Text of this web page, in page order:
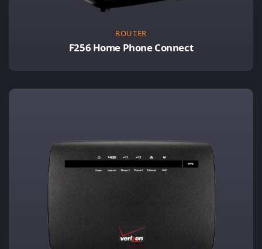
ROUTER
F256 Home Phone Connect